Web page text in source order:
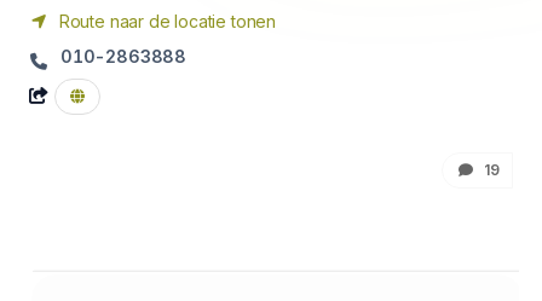
Route naar de locatie tonen
010-2863888
19